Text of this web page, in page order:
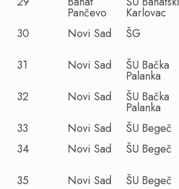
Pančevo Karlovac
30
Novi Sad ŠG
31
Novi Sad ŠU Bačka
Palanka
32
Novi Sad ŠU Bačka
Palanka
33
Novi Sad ŠU Begeč
34
Novi Sad ŠU Begeč
35
Novi Sad ŠU Begeč